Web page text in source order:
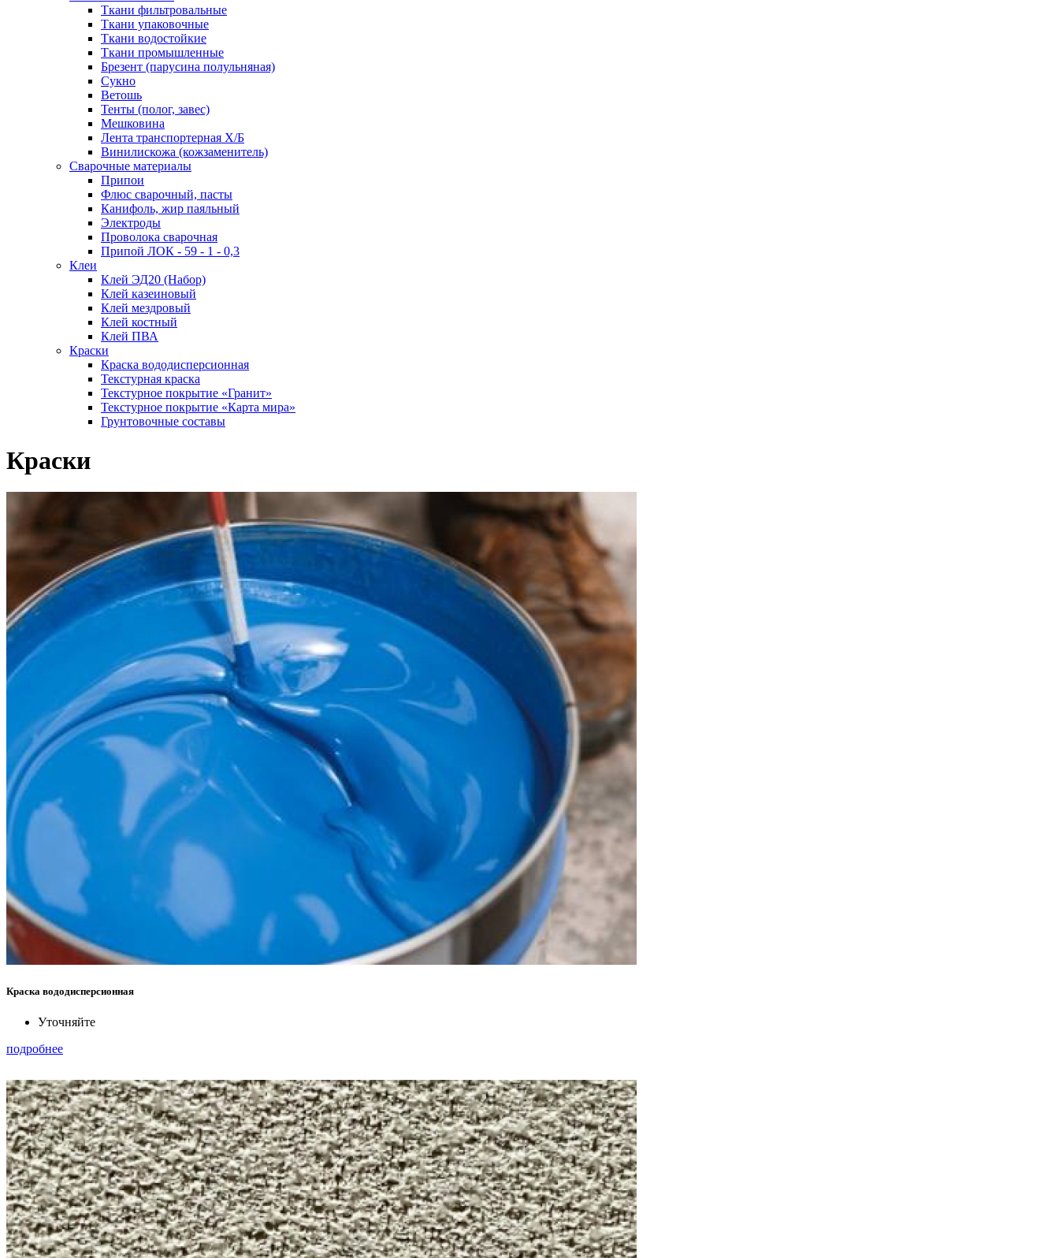
Ткани фильтровальные
Ткани упаковочные
Ткани водостойкие
Ткани промышленные
Брезент (парусина полульняная)
Сукно
Ветошь
Тенты (полог, завес)
Мешковина
Лента транспортерная Х/Б
Винилискожа (кожзаменитель)
Сварочные материалы
Припои
Флюс сварочный, пасты
Канифоль, жир паяльный
Электроды
Проволока сварочная
Припой ЛОК - 59 - 1 - 0,3
Клеи
Клей ЭД20 (Набор)
Клей казеиновый
Клей мездровый
Клей костный
Клей ПВА
Краски
Краска вододисперсионная
Текстурная краска
Текстурное покрытие «Гранит»
Текстурное покрытие «Карта мира»
Грунтовочные составы
Краски
Краска вододисперсионная
Уточняйте
подробнее